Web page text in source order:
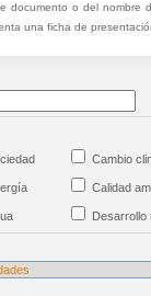
o del nombre
una ficha de
Cambio
Calidad
Desarrollo